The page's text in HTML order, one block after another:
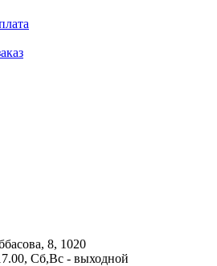
8, 1020
Cб,Вс - выходной